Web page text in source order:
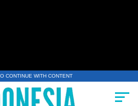
CONTINUE WITH CONTENT